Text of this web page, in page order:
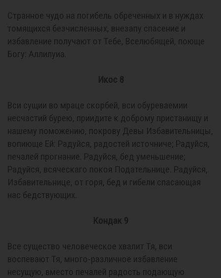
Странное чудо на погибель обреченных и в нуждах
томящихся безчисленных, внезапу спасение и
избавление получают от Тебе, Вселюбящей, поюще
Богу: Аллилуиа.
Икос 8
Вси сущии во мраце скорбей, вси обуреваемии
несчастий бурею, приидите к доброму пристанищу и
нашему поможению, покрову Девы Избавительницы,
вопиюще Ей: Радуйся, радостей источниче; Радуйся,
печалей прогнание. Радуйся, бед уменьшение;
Радуйся, всяческаго покоя Подательнице. Радуйся,
Избавительнице, от горя, бед и гибели спасающая
нас бедствующих.
Кондак 9
Все существо человеческое хвалит Тя, вси
воспевают Тя, много-различное избавление
несущую, вместо печалей радость подающую